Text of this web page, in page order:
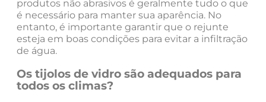
produtos não abrasivos é geralmente tudo o que
é necessário para manter sua aparência. No
entanto, é importante garantir que o rejunte
esteja em boas condições para evitar a infiltração
de água.
Os tijolos de vidro são adequados para
todos os climas?